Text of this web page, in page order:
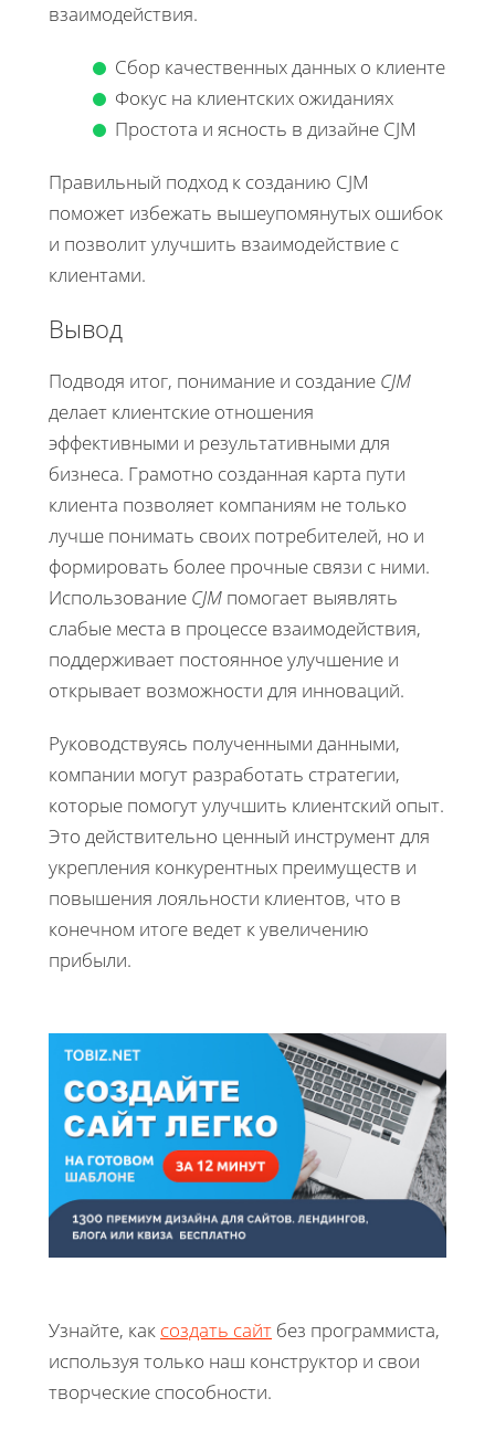
взаимодействия.
Сбор качественных данных о клиенте
Фокус на клиентских ожиданиях
Простота и ясность в дизайне CJM
Правильный подход к созданию CJM
поможет избежать вышеупомянутых ошибок
и позволит улучшить взаимодействие с
клиентами.
Вывод
Подводя итог, понимание и создание CJM
делает клиентские отношения
эффективными и результативными для
бизнеса. Грамотно созданная карта пути
клиента позволяет компаниям не только
лучше понимать своих потребителей, но и
формировать более прочные связи с ними.
Использование CJM помогает выявлять
слабые места в процессе взаимодействия,
поддерживает постоянное улучшение и
открывает возможности для инноваций.
Руководствуясь полученными данными,
компании могут разработать стратегии,
которые помогут улучшить клиентский опыт.
Это действительно ценный инструмент для
укрепления конкурентных преимуществ и
повышения лояльности клиентов, что в
конечном итоге ведет к увеличению
прибыли.
Узнайте, как создать сайт без программиста,
используя только наш конструктор и свои
творческие способности.